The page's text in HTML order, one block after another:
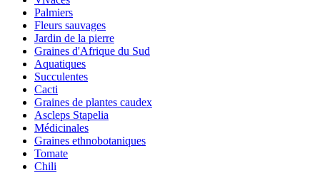
Palmiers
Fleurs sauvages
Jardin de la pierre
Graines d'Afrique du Sud
Aquatiques
Succulentes
Cacti
Graines de plantes caudex
Ascleps Stapelia
Médicinales
Graines ethnobotaniques
Tomate
Chili